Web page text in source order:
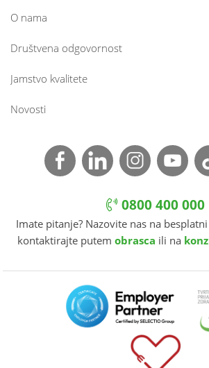
O nama
Društvena odgovornost
Jamstvo kvalitete
Novosti
0800 400 000
Imate pitanje? Nazovite nas na
kontaktirajte putem obrasca ili na